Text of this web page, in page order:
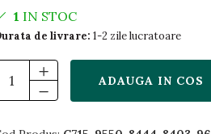
1 IN STOC
de livrare: 1-2 zile lucratoare
ADAUGA IN COS